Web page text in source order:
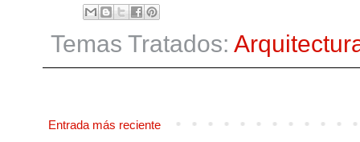
Temas Tratados:
Entrada más reciente